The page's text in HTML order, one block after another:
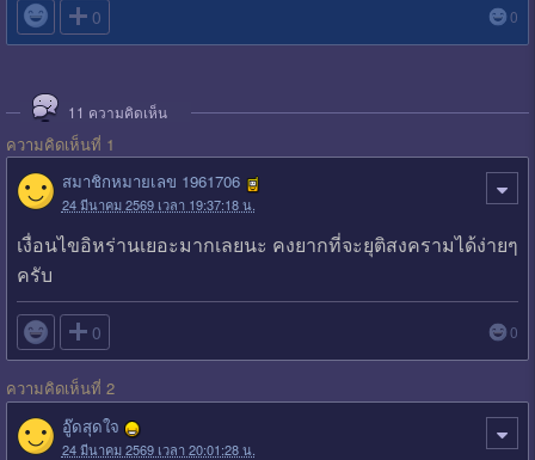
 0 0
11 ความคิดเห็น
ความคิดเห็นที่ 1
สมาชิกหมายเลข 1961706
24 มีนาคม 2569 เวลา 19:37:18 น.
เงื่อนไขอิหร่านเยอะมากเลยนะ คงยากที่จะยุติสงครามได้ง่ายๆ
ครับ
 0 0
ความคิดเห็นที่ 2
อู๊ดสุดใจ
24 มีนาคม 2569 เวลา 20:01:28 น.